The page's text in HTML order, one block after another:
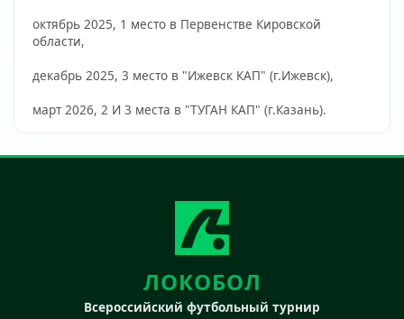
октябрь 2025, 1 место в Первенстве Кировской
области,
декабрь 2025, 3 место в "Ижевск КАП" (г.Ижевск),
ЛОКОБОЛ
Всероссийский футбольный турнир